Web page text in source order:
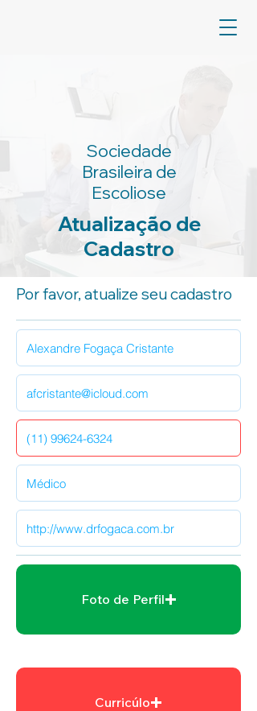
Sociedade
Brasileira de
Escoliose
Atualização de
Cadastro
Por favor, atualize seu cadastro
Foto de Perfil
Curricúlo